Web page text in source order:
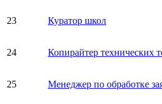
23 Куратор школ
24 Копирайтер технических
25 Менеджер по обработке